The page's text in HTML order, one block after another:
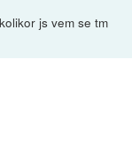
js vem se tm